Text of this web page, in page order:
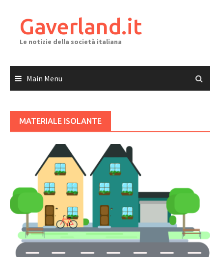
contentGaverland.it
Le notizie della società italiana
Main Menu
MATERIALE ISOLANTE